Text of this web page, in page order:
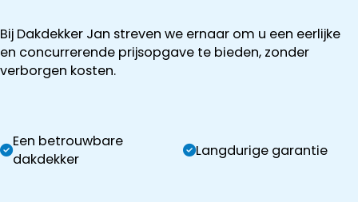
Bij Dakdekker Jan streven we ernaar om u een eerlijke
en concurrerende prijsopgave te bieden, zonder
verborgen kosten.
Een betrouwbare
dakdekker
Langdurige garantie